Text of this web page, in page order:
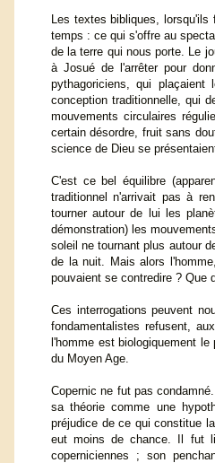
Les textes bibliques,
temps : ce qui s'offre au
de la terre qui nous porte. Le
à Josué de l'arrêter pour
pythagoriciens, qui
conception traditionnelle, qui
mouvements circulaires
certain désordre, fruit sans
science de Dieu se
C'est ce bel équilibre
traditionnel n'arrivait pas à
tourner autour de lui les
démonstration) les
soleil ne tournant plus autour
de la nuit. Mais alors
pouvaient se contredire ? Que
Ces interrogations peuvent
fondamentalistes refusent,
l'homme est biologiquement
du Moyen Age.
Copernic ne fut pas
sa théorie comme une
préjudice de ce qui constitue
eut moins de chance. Il fut
coperniciennes ; son